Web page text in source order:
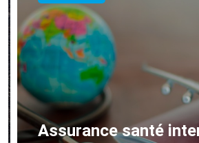
Assurance santé